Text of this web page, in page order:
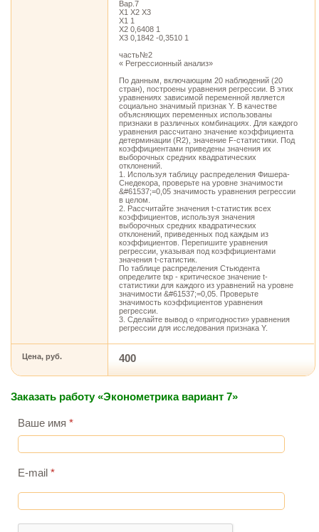
Вар.7
X1 X2 X3
X1 1
X2 0,6408 1
X3 0,1842 -0,3510 1
часть№2
« Регрессионный анализ»
По данным, включающим 20 наблюдений (20
стран), построены уравнения регрессии. В этих
уравнениях зависимой переменной является
социально значимый признак Y. В качестве
объясняющих переменных использованы
признаки в различных комбинациях. Для каждого
уравнения рассчитано значение коэффициента
детерминации (R2), значение F-статистики. Под
коэффициентами приведены значения их
выборочных средних квадратических
отклонений.
1. Используя таблицу распределения Фишера-
Снедекора, проверьте на уровне значимости
&#61537;=0,05 значимость уравнения регрессии
в целом.
2. Рассчитайте значения t-статистик всех
коэффициентов, используя значения
выборочных средних квадратических
отклонений, приведенных под каждым из
коэффициентов. Перепишите уравнения
регрессии, указывая под коэффициентами
значения t-статистик.
По таблице распределения Стьюдента
определите tкр - критическое значение t-
статистики для каждого из уравнений на уровне
значимости &#61537;=0,05. Проверьте
значимость коэффициентов уравнения
регрессии.
3. Сделайте вывод о «пригодности» уравнения
регрессии для исследования признака Y.
Цена, руб. 400
Заказать работу «Эконометрика вариант 7»
Ваше имя *
E-mail *